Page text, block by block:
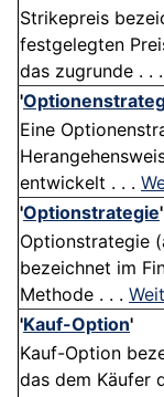
Strikepreis
festgelegten
das zugrunde . . .
'
Eine
entwickelt . . .
'Optionstrategie'
Optionstrategie
bezeichnet im
Methode . . .
'Kauf-Option'
Kauf-Option
das dem Käufer